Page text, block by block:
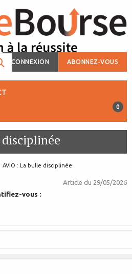
CONNEXION ABONNEZ-VOUS
0
page:
AVIO : La bulle disciplinée
Article du 29/05/2026
vous :